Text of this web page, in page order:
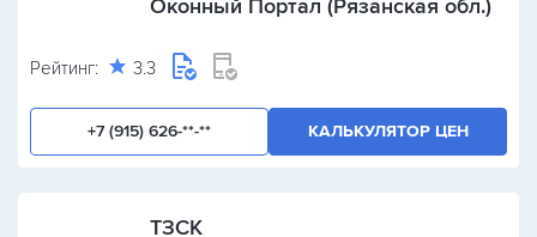
Оконный Портал (Рязанская обл.)
Рейтинг: 3.3
+7 (915) 626-**-** КАЛЬКУЛЯТОР ЦЕН
ТЗСК